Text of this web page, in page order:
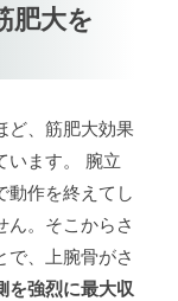
肥大を
ど、筋肥大効果
います。 腕立
動作を終えてし
ん。そこからさ
で、上腕骨がさ
を強烈に最大収